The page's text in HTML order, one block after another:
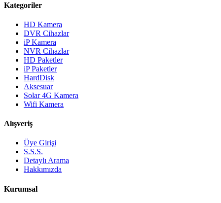
Kategoriler
HD Kamera
DVR Cihazlar
iP Kamera
NVR Cihazlar
HD Paketler
iP Paketler
HardDisk
Aksesuar
Solar 4G Kamera
Wifi Kamera
Alışveriş
Üye Girişi
S.S.S.
Detaylı Arama
Hakkımızda
Kurumsal